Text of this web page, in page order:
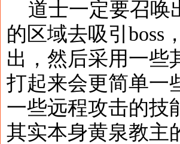
道士一定要召唤
的区域去吸引boss
出，然后采用一些
打起来会更简单一
一些远程攻击的技
其实本身黄泉教主